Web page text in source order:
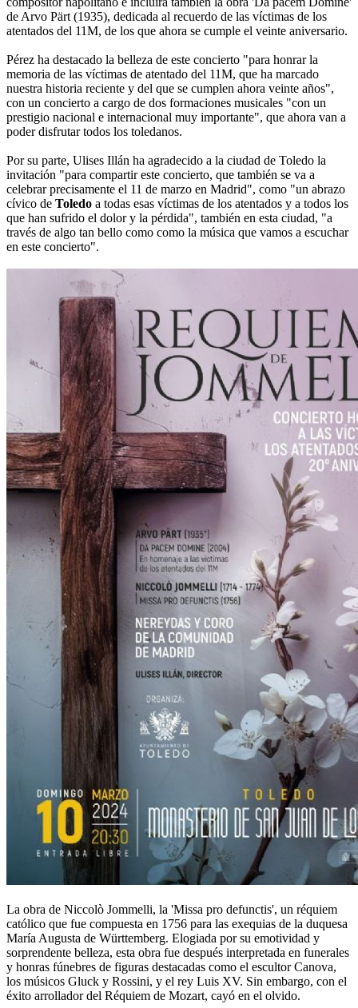
de Arvo Pärt (1935), dedicada al recuerdo de las víctimas de los
atentados del 11M, de los que ahora se cumple el veinte aniversario.
Pérez ha destacado la belleza de este concierto "para honrar la
memoria de las víctimas de atentado del 11M, que ha marcado
nuestra historia reciente y del que se cumplen ahora veinte años",
con un concierto a cargo de dos formaciones musicales "con un
prestigio nacional e internacional muy importante", que ahora van a
poder disfrutar todos los toledanos.
Por su parte, Ulises Illán ha agradecido a la ciudad de Toledo la
invitación "para compartir este concierto, que también se va a
celebrar precisamente el 11 de marzo en Madrid", como "un abrazo
cívico de Toledo a todas esas víctimas de los atentados y a todos los
que han sufrido el dolor y la pérdida", también en esta ciudad, "a
través de algo tan bello como como la música que vamos a escuchar
en este concierto".
La obra de Niccolò Jommelli, la 'Missa pro defunctis', un réquiem
católico que fue compuesta en 1756 para las exequias de la duquesa
María Augusta de Württemberg. Elogiada por su emotividad y
sorprendente belleza, esta obra fue después interpretada en funerales
y honras fúnebres de figuras destacadas como el escultor Canova,
los músicos Gluck y Rossini, y el rey Luis XV. Sin embargo, con el
éxito arrollador del Réquiem de Mozart, cayó en el olvido.